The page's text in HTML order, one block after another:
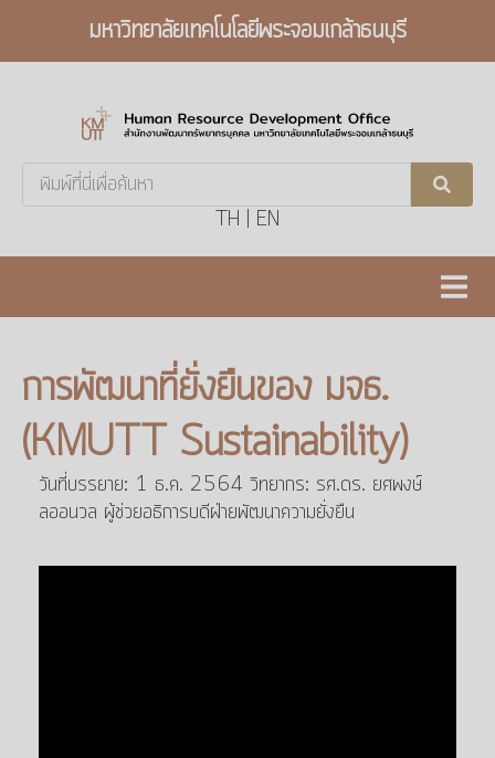
มหาวิทยาลัยเทคโนโลยีพระจอมเกล้าธนบุรี
Search
TH EN
การพัฒนาที่ยั่งยืนของ มจธ.
(KMUTT Sustainability)
วันที่บรรยาย: 1 ธ.ค. 2564 วิทยากร: รศ.ดร. ยศพงษ์
ลออนวล ผู้ช่วยอธิการบดีฝ่ายพัฒนาความยั่งยืน